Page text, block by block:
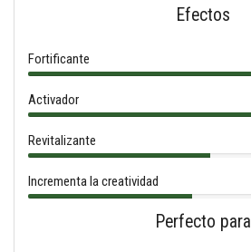
Efectos
Fortificante
Activador
Revitalizante
Incrementa la creatividad
Perfecto para